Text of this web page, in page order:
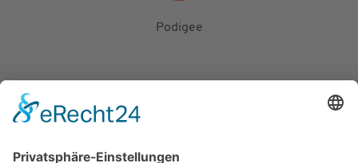
Podigee